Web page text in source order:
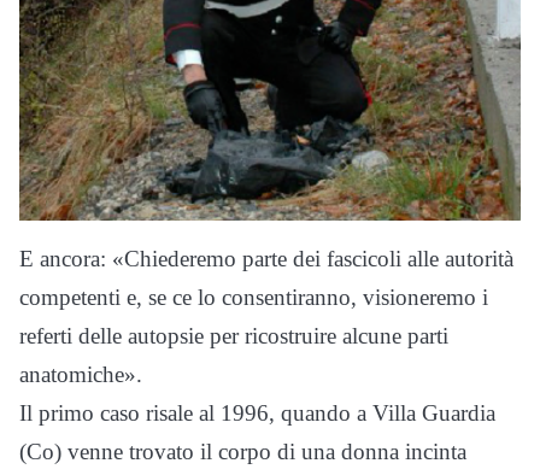
E ancora: «Chiederemo parte dei fascicoli alle autorità
competenti e, se ce lo consentiranno, visioneremo i
referti delle autopsie per ricostruire alcune parti
anatomiche».
Il primo caso risale al 1996, quando a Villa Guardia
(Co) venne trovato il corpo di una donna incinta